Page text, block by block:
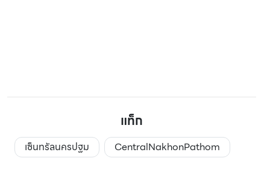
แท็ก
เซ็นทรัลนครปฐม CentralNakhonPathom